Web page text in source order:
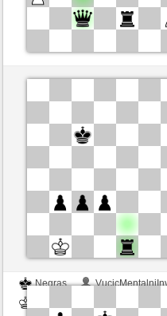
Negras
sebulba09
Tiempo: 4 minutes/side + 0
Negras